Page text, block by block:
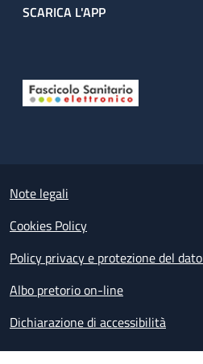
SCARICA L'APP
Small prints
Note legali
Cookies Policy
Policy privacy e protezione del
Albo pretorio on-line
Dichiarazione di accessibilità